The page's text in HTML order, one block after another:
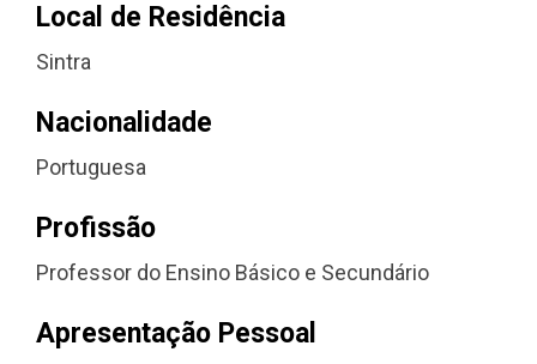
Local de Residência
Sintra
Nacionalidade
Portuguesa
Profissão
Professor do Ensino Básico e Secundário
Apresentação Pessoal